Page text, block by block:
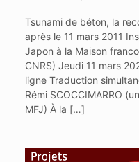
Tsunami de béton, la
après le 11 mars 2011
Japon à la Maison
CNRS) Jeudi 11 mars
ligne Traduction
Rémi SCOCCIMARRO
MFJ) À la […]